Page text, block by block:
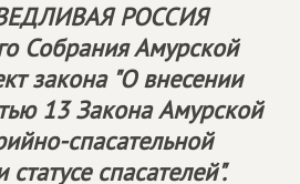
РОССИЯ
Собрания Амурской
закона "О внесении
13 Закона Амурской
спасательной
спасателей".